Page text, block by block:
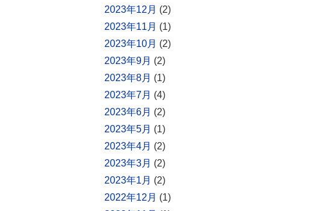
2023年12月 (2)
2023年11月 (1)
2023年10月 (2)
2023年9月 (2)
2023年8月 (1)
2023年7月 (4)
2023年6月 (2)
2023年5月 (1)
2023年4月 (2)
2023年3月 (2)
2023年1月 (2)
2022年12月 (1)